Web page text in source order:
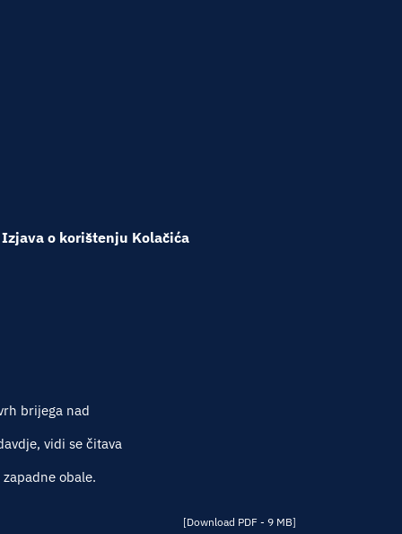
Izjava o korištenju Kolačića
brijega nad
vidi se čitava
obale.
[Download PDF - 9 MB]